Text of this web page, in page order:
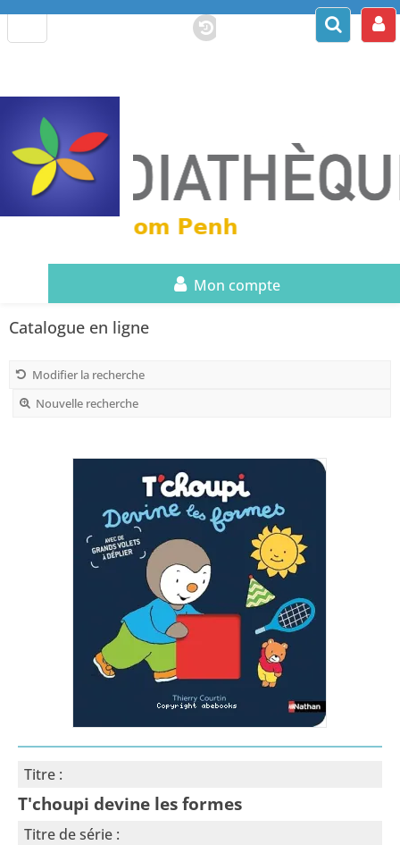
Mon compte
Catalogue en ligne
Modifier la recherche
Nouvelle recherche
Titre :
T'choupi devine les formes
Titre de série :